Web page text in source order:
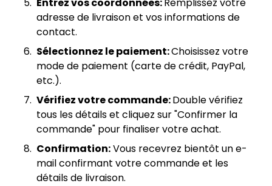
Entrez vos coordonnées:Remplissez votre
adresse de livraison et vos informations de
contact.
Sélectionnez le paiement:Choisissez votre
mode de paiement (carte de crédit, PayPal,
etc.).
Vérifiez votre commande:Double vérifiez
tous les détails et cliquez sur "Confirmer la
commande" pour finaliser votre achat.
Confirmation:Vous recevrez bientôt un e-
mail confirmant votre commande et les
détails de livraison.